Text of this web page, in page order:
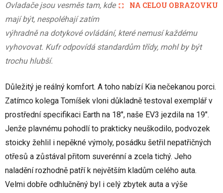
NA CELOU OBRAZOVKU
Ovladače jsou vesměs tam, kde
mají být, nespoléhají zatím
výhradně na dotykové ovládání, které nemusí každému
vyhovovat. Kufr odpovídá standardům třídy, mohl by být
trochu hlubší.
Důležitý je reálný komfort. A toho nabízí Kia nečekanou porci.
Zatímco kolega Tomíšek vloni důkladně testoval exemplář v
prostřední specifikaci Earth na 18", naše EV3 jezdila na 19".
Jenže plavnému pohodlí to prakticky neuškodilo, podvozek
stoicky žehlil i nepěkné výmoly, posádku šetřil nepatřičných
otřesů a zůstával přitom suverénní a zcela tichý. Jeho
naladění rozhodně patří k největším kladům celého auta.
Velmi dobře odhlučněný byl i celý zbytek auta a výše